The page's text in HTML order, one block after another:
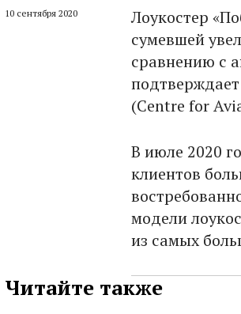
10 сентября 2020
Лоукостер
сумевшей
сравнению с
(Centre for
В июле 2020
клиентов
модели
из самых
Читайте также